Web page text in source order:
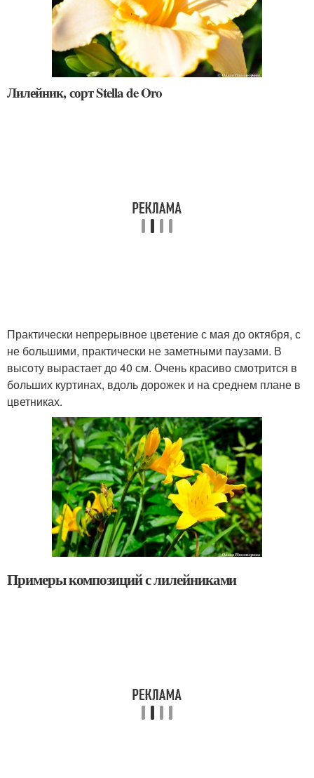
Лилейник, сорт Stella de Oro
Практически непрерывное цветение с мая до октября, с
не большими, практически не заметными паузами. В
высоту вырастает до 40 см. Очень красиво смотрится в
больших куртинах, вдоль дорожек и на среднем плане в
цветниках.
Примеры композиций с лилейниками